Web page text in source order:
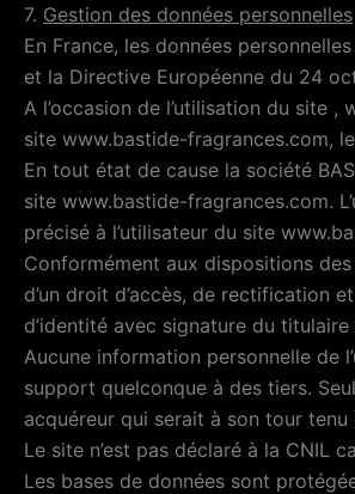
7. Gestion des données personnelles
En France, les données
et la Directive Européenne du 24
A l’occasion de l’utilisation du site
site www.bastide-fragrances.com, le
En tout état de cause la société
site www.bastide-fragrances.com.
précisé à l’utilisateur du site
Conformément aux dispositions
d’un droit d’accès, de rectification
d’identité avec signature du
Aucune information personnelle de
support quelconque à des tiers.
acquéreur qui serait à son tour
Le site n’est pas déclaré à la CNIL
Les bases de données sont